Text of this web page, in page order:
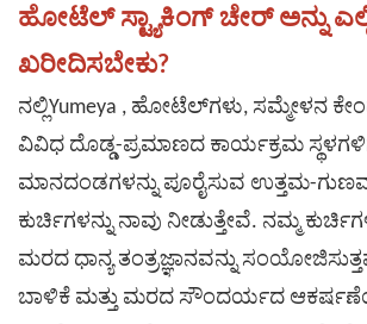
ಹೋಟೆಲ್ ಸ್ಟ್ಯಾಕಿಂಗ್ ಚೇರ್ ಅನ್ನು
ಖರೀದಿಸಬೇಕು?
ನಲ್ಲಿYumeya , ಹೋಟೆಲ್‌ಗಳು, ಸಮ್ಮೇಳನ
ವಿವಿಧ ದೊಡ್ಡ-ಪ್ರಮಾಣದ ಕಾರ್ಯಕ್ರಮ
ಮಾನದಂಡಗಳನ್ನು ಪೂರೈಸುವ ಉತ್ತಮ-
ಕುರ್ಚಿಗಳನ್ನುನಾವು ನೀಡುತ್ತೇವೆ. ನಮ್ಮ
ಮರದ ಧಾನ್ಯ ತಂತ್ರಜ್ಞಾನವನ್ನು
ಬಾಳಿಕೆ ಮತ್ತು ಮರದ ಸೌಂದರ್ಯದ